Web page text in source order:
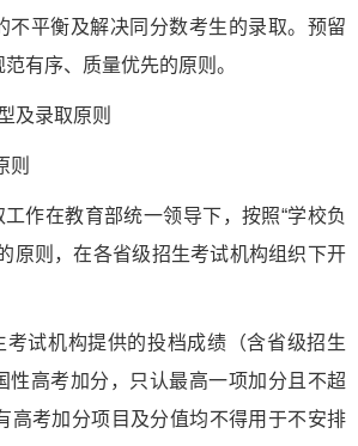
不平衡及解决同分数考生的录取。预留
有序、质量优先的原则。
及录取原则
则
作在教育部统一领导下，按照“学校负
原则，在各省级招生考试机构组织下开
考试机构提供的投档成绩（含省级招生
性高考加分，只认最高一项加分且不超
高考加分项目及分值均不得用于不安排